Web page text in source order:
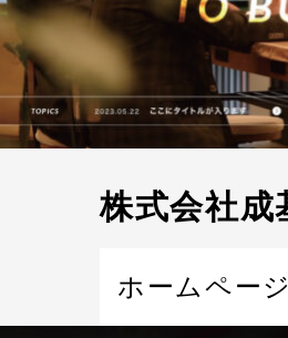
株式会社成
ホームペー